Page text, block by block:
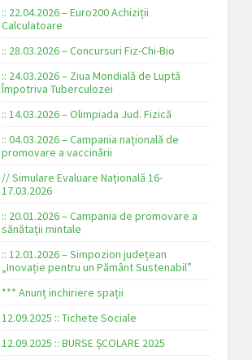
:: 22.04.2026 – Euro200 Achiziții
Calculatoare
:: 28.03.2026 – Concursuri Fiz-Chi-Bio
:: 24.03.2026 – Ziua Mondială de Luptă
Împotriva Tuberculozei
:: 14.03.2026 – Olimpiada Jud. Fizică
:: 04.03.2026 – Campania națională de
promovare a vaccinării
// Simulare Evaluare Națională 16-
17.03.2026
:: 20.01.2026 – Campania de promovare a
sănătații mintale
:: 12.01.2026 – Simpozion județean
„Inovație pentru un Pământ Sustenabil”
*** Anunț inchiriere spații
12.09.2025 :: Tichete Sociale
12.09.2025 :: BURSE ȘCOLARE 2025